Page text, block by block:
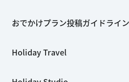
おでかけプラン投稿ガイドライン
Holiday Travel